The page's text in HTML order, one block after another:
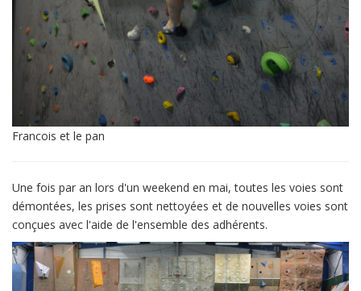
Francois et le pan
Une fois par an lors d'un weekend en mai, toutes les voies sont
démontées, les prises sont nettoyées et de nouvelles voies sont
conçues avec l'aide de l'ensemble des adhérents.